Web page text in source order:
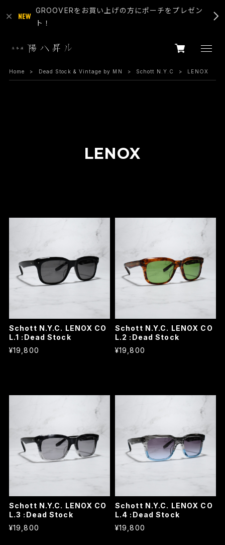
GROOVERをお買い上げの方にポーチをプレゼン
ト！
Home Dead Stock & Vintage by MN Schott N.Y.C LENOX
LENOX
Schott N.Y.C. LENOX CO
L.1 :Dead Stock
¥19,800
Schott N.Y.C. LENOX CO
L.2 :Dead Stock
¥19,800
Schott N.Y.C. LENOX CO
L.3 :Dead Stock
¥19,800
Schott N.Y.C. LENOX CO
L.4 :Dead Stock
¥19,800